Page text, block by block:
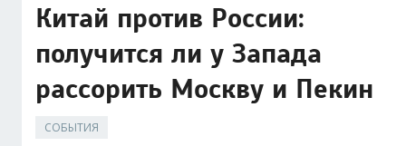
Китай против России:
получится ли у Запада
рассорить Москву и Пекин
СОБЫТИЯ